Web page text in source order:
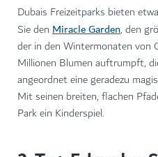
Dubais Freizeitparks bieten
Sie den Miracle Garden, den
der in den Wintermonaten
Millionen Blumen auftrumpft,
angeordnet eine geradezu
Mit seinen breiten, flachen
Park ein Kinderspiel.